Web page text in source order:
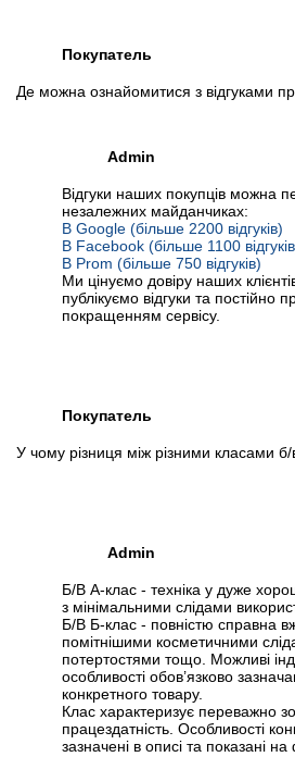
Покупатель
Де можна ознайомитися з відгуками
Admin
Відгуки наших покупців можна
незалежних майданчиках:
В Google (більше 2200 відгуків)
В Facebook (більше 1100
В Prom (більше 750 відгуків)
Ми цінуємо довіру наших
публікуємо відгуки та постійно
покращенням сервісу.
Покупатель
У чому різниця між різними класами б/
Admin
Б/В А-клас - техніка у дуже
з мінімальними слідами
Б/В Б-клас - повністю справна
помітнішими косметичними
потертостями тощо. Можливі
особливості обов’язково
конкретного товару.
Клас характеризує переважно
працездатність. Особливості
зазначені в описі та показані на